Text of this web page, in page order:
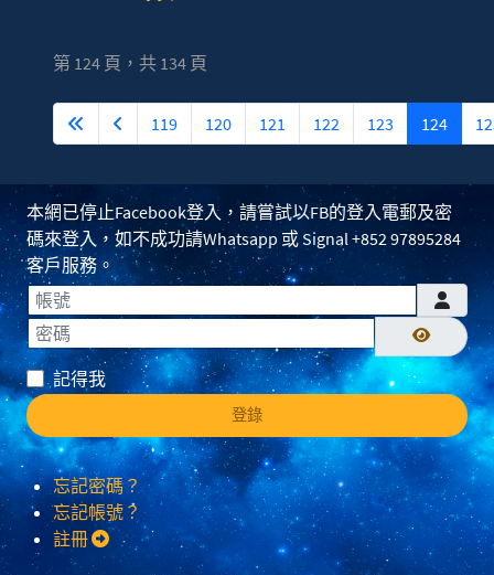
第 124 頁，共 134 頁
119 120 121 122 123 124
本網已停止Facebook登入，請嘗試以FB的登入電郵及密
碼來登入，如不成功請Whatsapp 或 Signal +852 97895284
客戶服務。
帳號
密碼
顯示密碼
記得我
登錄
忘記密碼？
忘記帳號？
註冊